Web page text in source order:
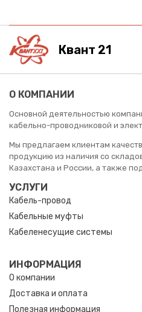
Квант 21
О КОМПАНИИ
Основной деятельностью
кабельно-проводниковой и
Мы предлагаем клиентам
продукцию из наличия со
Казахстана и России, а также
УСЛУГИ
Кабель-провод
Кабельные муфты
Кабеленесущие системы
ИНФОРМАЦИЯ
О компании
Доставка и оплата
Полезная информация